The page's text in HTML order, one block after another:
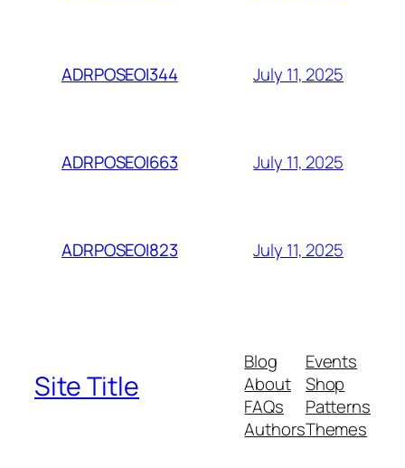
ADRPOSEOI344 July 11, 2025
ADRPOSEOI663 July 11, 2025
ADRPOSEOI823 July 11, 2025
Site Title
Blog
About
FAQs
Authors
Events
Shop
Patterns
Themes